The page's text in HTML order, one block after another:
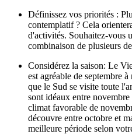
Définissez vos priorités :
contemplatif ? Cela
d'activités. Souhaitez-vous
combinaison de plusieurs
Considérez la saison: Le
est agréable de septembre
que le Sud se visite toute
sont idéaux entre
climat favorable de
découvre entre octobre et
meilleure période selon